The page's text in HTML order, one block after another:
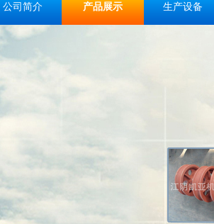
公司简介 产品展示 生产设备